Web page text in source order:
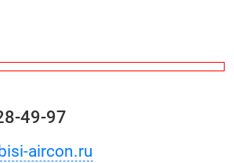
49-97
aircon.ru